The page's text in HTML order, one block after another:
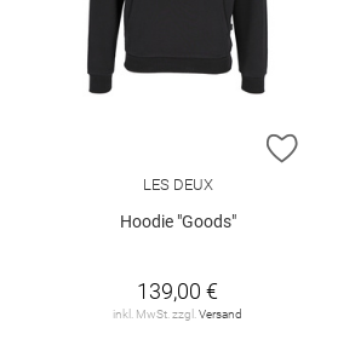
ZUR WUNSCHLISTE HINZUFÜGEN ZUR
LES DEUX
Hoodie "Goods"
139,00 €
inkl. MwSt. zzgl.Versand